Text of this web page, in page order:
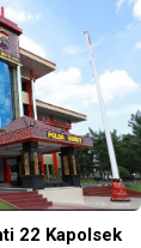
22 Kapolsek